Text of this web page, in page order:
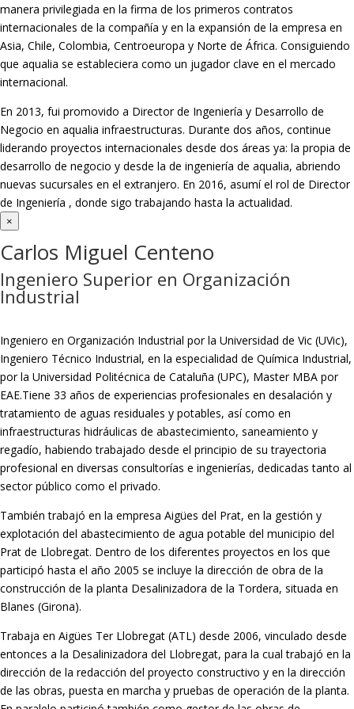
manera privilegiada en la firma de los primeros contratos
internacionales de la compañía y en la expansión de la empresa en
Asia, Chile, Colombia, Centroeuropa y Norte de África. Consiguiendo
que aqualia se estableciera como un jugador clave en el mercado
internacional.
En 2013, fui promovido a Director de Ingeniería y Desarrollo de
Negocio en aqualia infraestructuras. Durante dos años, continue
liderando proyectos internacionales desde dos áreas ya: la propia de
desarrollo de negocio y desde la de ingeniería de aqualia, abriendo
nuevas sucursales en el extranjero. En 2016, asumí el rol de Director
de Ingeniería , donde sigo trabajando hasta la actualidad.
×
Carlos Miguel Centeno
Ingeniero Superior en Organización
Industrial
Ingeniero en Organización Industrial por la Universidad de Vic (UVic),
Ingeniero Técnico Industrial, en la especialidad de Química Industrial,
por la Universidad Politécnica de Cataluña (UPC), Master MBA por
EAE.Tiene 33 años de experiencias profesionales en desalación y
tratamiento de aguas residuales y potables, así como en
infraestructuras hidráulicas de abastecimiento, saneamiento y
regadío, habiendo trabajado desde el principio de su trayectoria
profesional en diversas consultorías e ingenierías, dedicadas tanto al
sector público como el privado.
También trabajó en la empresa Aigües del Prat, en la gestión y
explotación del abastecimiento de agua potable del municipio del
Prat de Llobregat. Dentro de los diferentes proyectos en los que
participó hasta el año 2005 se incluye la dirección de obra de la
construcción de la planta Desalinizadora de la Tordera, situada en
Blanes (Girona).
Trabaja en Aigües Ter Llobregat (ATL) desde 2006, vinculado desde
entonces a la Desalinizadora del Llobregat, para la cual trabajó en la
dirección de la redacción del proyecto constructivo y en la dirección
de las obras, puesta en marcha y pruebas de operación de la planta.